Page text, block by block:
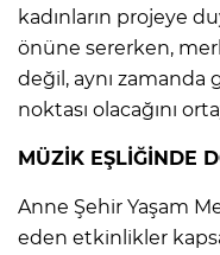
kadınların projeye
önüne sererken,
değil, aynı
noktası olacağını
MÜZİK EŞLİĞİNDE
Anne Şehir Yaşam
eden etkinlikler